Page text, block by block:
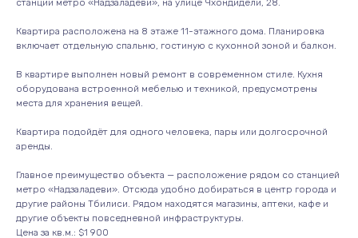
станции метро «Надзаладеви», на улице Чхондидели, 28.
Квартира расположена на 8 этаже 11-этажного дома. Планировка
включает отдельную спальню, гостиную с кухонной зоной и балкон.
В квартире выполнен новый ремонт в современном стиле. Кухня
оборудована встроенной мебелью и техникой, предусмотрены
места для хранения вещей.
Квартира подойдёт для одного человека, пары или долгосрочной
аренды.
Главное преимущество объекта — расположение рядом со станцией
метро «Надзаладеви». Отсюда удобно добираться в центр города и
другие районы Тбилиси. Рядом находятся магазины, аптеки, кафе и
другие объекты повседневной инфраструктуры.
Цена за кв.м.: $1 900